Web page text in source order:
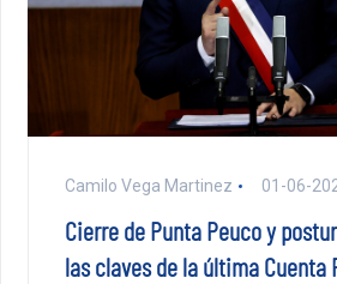
Camilo Vega Martinez 01-06-
Cierre de Punta Peuco y
las claves de la última Cuenta